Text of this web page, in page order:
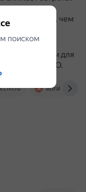
в
быстрее, чем
чёткую
читаемыми для
в ЭДО.
astral.ru
поиском